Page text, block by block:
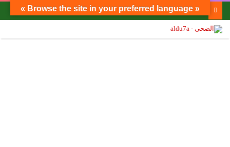
الفصلان الأول والثاني كاملين من مسرحية قبائل كاكاهونا للمبدع حسن خلف حسين « Browse the site in your preferred language »